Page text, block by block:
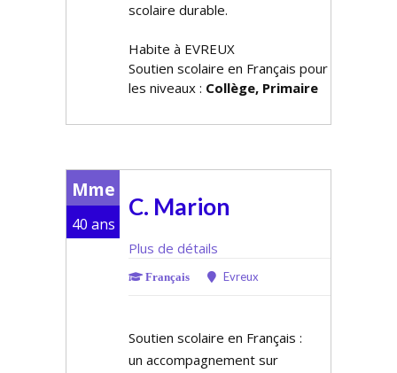
scolaire durable.
Habite à EVREUX
Soutien scolaire en Français pour
les niveaux : Collège, Primaire
Mme
40 ans
C. Marion
Plus de détails
Français Evreux
Soutien scolaire en Français :
un accompagnement sur